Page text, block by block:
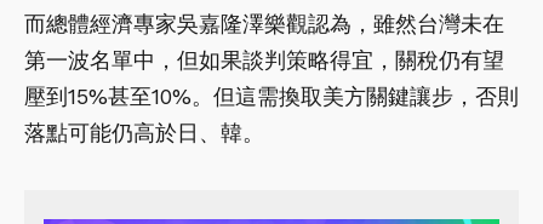
而總體經濟專家吳嘉隆澤樂觀認為，雖然台灣未在
第一波名單中，但如果談判策略得宜，關稅仍有望
壓到15%甚至10%。但這需換取美方關鍵讓步，否則
落點可能仍高於日、韓。